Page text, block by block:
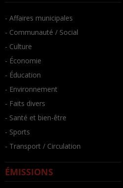
- Affaires municipales
- Communauté / Social
- Culture
- Économie
- Éducation
- Environnement
- Faits divers
- Santé et bien-être
- Sports
- Transport / Circulation
ÉMISSIONS